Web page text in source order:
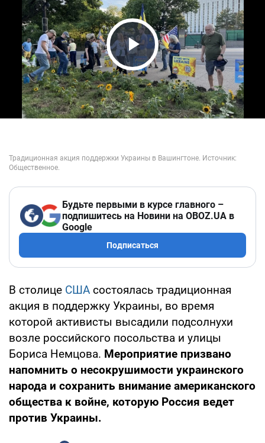
Play Video
Будьте первыми в курсе главного –
подпишитесь на Новини на OBOZ.UA в
Google
Подписаться
В столице США состоялась традиционная
акция в поддержку Украины, во время
которой активисты высадили подсолнухи
возле российского посольства и улицы
Бориса Немцова. Мероприятие призвано
напомнить о несокрушимости украинского
народа и сохранить внимание американского
общества к войне, которую Россия ведет
против Украины.